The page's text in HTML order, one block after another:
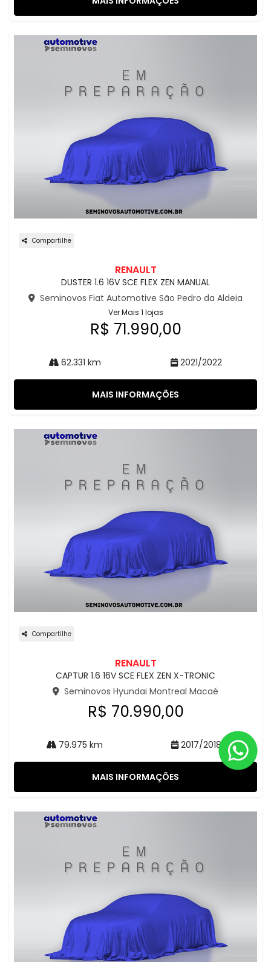
Compartilhe
RENAULT
DUSTER 1.6 16V SCE FLEX ZEN MANUAL
Seminovos Fiat Automotive São Pedro da Aldeia
Ver Mais 1 lojas
R$ 71.990,00
62.331 km 2021/2022
MAIS INFORMAÇÕES
Compartilhe
RENAULT
CAPTUR 1.6 16V SCE FLEX ZEN X-TRONIC
Seminovos Hyundai Montreal Macaé
R$ 70.990,00
79.975 km 2017/2018
MAIS INFORMAÇÕES